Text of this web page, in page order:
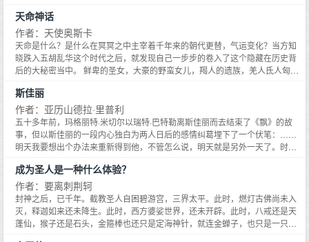
不易,岁岁叹气。自己的笨蛋哥哥能怎么办？宠着呗。网友怒吼：这哪里是哥哥
带崽,这分明是崽崽带哥！笨蛋哥哥怎么配！最近一直水逆,黑料缠身的暴躁顶流
摇身一变,好运连连。不仅代言拿到手软,剧本纷至沓来,就连黑粉都看在妹妹的
面子上对他温柔不已。曾经最讨厌小孩的许景冷哼炫耀：没错,我就是是个废物,
我们家全靠妹妹。我妹妹就是最聪明最可爱的,没有人能够抗拒岁岁！呵,你们就
是酸,谁让我有个天才大佬妹妹,你们没有！网友：可恶,又被这个臭不要脸的炫
妹狂魔装到了！#笨蛋顶流和他的天才妹妹#顶流天天都在被打脸的路上#真香
虽迟必到排雷：1.哥哥有cp,女主成年前不会有关于太多感情线的描写。2.作者
可能会经常性修文,入v的话,盗版会和正版有很大差距的暂定为每天晚上十一点
左右的时候更新,入v后会日更一万
道他命硬得很，什么意外也没有发生，最可恶的是，身为皇上跟前的大红人，
他的聘礼居然是咸鱼加酸菜！气不过，她拿木碗和木柴，外带两万五千两的债
务当嫁妆，就盼看到他变脸，没想到，他倒是爽快的收下，但也放话，新婚夜
要整得她惨兮兮，记起他曾把两名小妾打断腿的坏名声，实在不能怪她异想天
开的在交杯酒下药把自己跟他给迷昏，只是，她都做到这地步了，为什么还是
天命神话
作者：天使奥斯卡
天命是什么？是什么在冥冥之中主宰着千年来的朝代更替，气运变化？当方知
晓跌入五胡乱华这个时代之后，就发现自己一步步的卷入了这个隐藏在历史背
后的大秘密当中。 鲜卑的圣女，大豪的野蛮女儿，羯人的遗族，羌人氐人匈奴
险。如果说淝水之战是历史上的一个神话，无论从哪种角度来看，胡人都将最
后主宰整个天下。雄武的苻坚大帝怎么就突然同时犯下了那么多错误，出现了
那么多不可思议的失误？方知晓就在这个神话中。 他有意无意的，引导了这个
神话。
斯佳丽
作者：亚历山德拉·里普利
五十多年前，玛格丽特·米切尔以瑞特·巴特勒离斯佳丽而去结束了《飘》的故
事，但以斯佳丽的一段内心独白为两人日后的感情纠葛埋下了一个伏笔：……
明天我要想出个办法来重新得到他，不管怎么说，明天就是另外一天了。时隔
终于写出了明天的故事：《飘》续集《斯佳丽》。本书于1991年9月25日在全
世界几十个国家以不同的文字同时出版。作者在书中淋漓尽致地展现了斯佳丽
对巴特勒、对故乡爱尔兰、对爱尔兰的亲人们既爱且恨的复杂心理，其中不乏
扣人心弦、催人泪下的描写。作者里普利不无得意地说，《斯佳丽》不失为一
本好书。但是对比起玛格利特·米切尔的原著还是逊色了很多。电影在灯光上不
成为圣人是一种什么体验？
作者：要离刺荆轲
封神之后，已千年。截教圣人自困碧游宫，三界太平。此时，燃灯古佛尚未入
灭，释迦如来还未降生。此时，西方婆娑世界，还未开辟。此时，八戒还是天
蓬仙，猴子还是石头，金箍棒也还只是定海神针，就连金蝉子，也只是一只金